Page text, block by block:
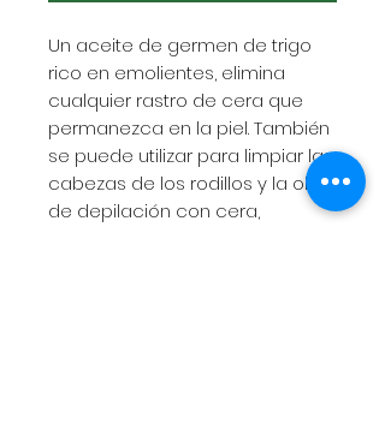
Un aceite de germen de trigo
rico en emolientes, elimina
cualquier rastro de cera que
permanezca en la piel. También
se puede utilizar para limpiar las
cabezas de los rodillos y la olla
de depilación con cera,